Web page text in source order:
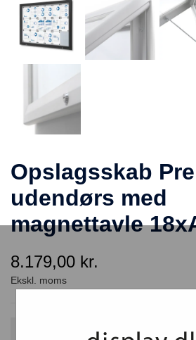
Opslagsskab
udendørs med
magnettavle
8.179,00 kr.
Gratis fragt